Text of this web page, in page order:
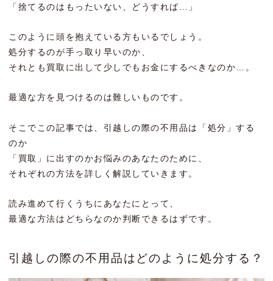
「捨てるのはもったいない、どうすれば…」
このように頭を抱えている方もいるでしょう。
処分するのが手っ取り早いのか、
それとも買取に出して少しでもお金にするべきなのか…。
最適な方を見つけるのは難しいものです。
そこでこの記事では、引越しの際の不用品は「処分」する
のか
「買取」に出すのかお悩みのあなたのために、
それぞれの方法を詳しく解説していきます。
読み進めて行くうちにあなたにとって、
最適な方法はどちらなのか判断できるはずです。
引越しの際の不用品はどのように処分する？